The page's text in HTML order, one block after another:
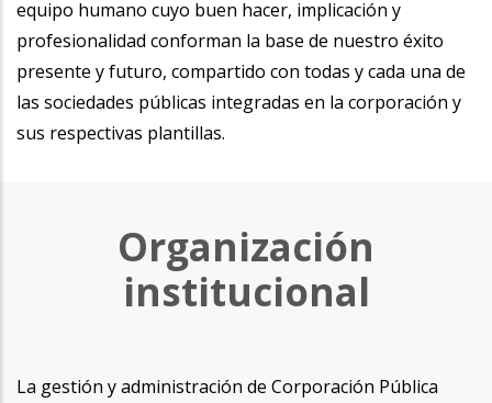
equipo humano cuyo buen hacer, implicación y
profesionalidad conforman la base de nuestro éxito
presente y futuro, compartido con todas y cada una de
las sociedades públicas integradas en la corporación y
sus respectivas plantillas.
Organización
institucional
La gestión y administración de Corporación Pública